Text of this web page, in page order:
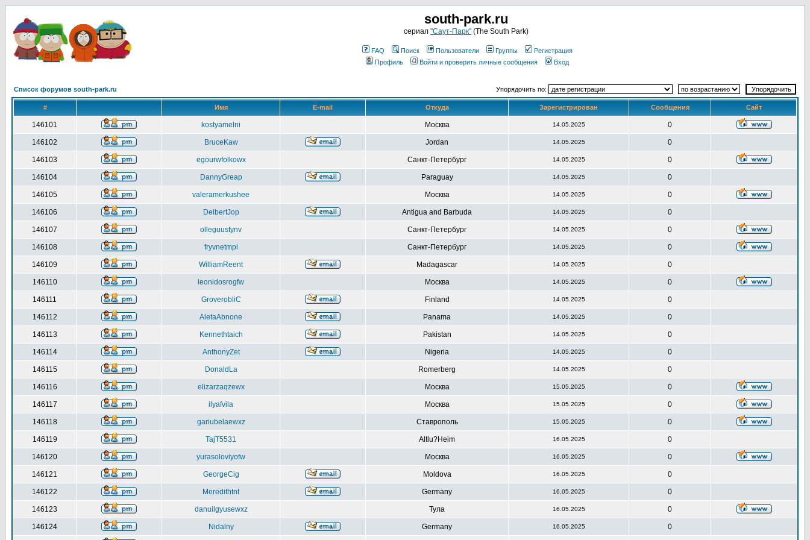
south-park.ru
сериал "Саут-Парк" (The South Park)
FAQ Поиск Пользователи Группы
Регистрация
Профиль
Войти и проверить личные сообщения Вход
Список форумов south-park.ru Упорядочить по:
# Имя E-mail Откуда Зарегистрирован Сообщения Сайт
146101 kostyamelni Москва 14.05.2025 0
146102 BruceKaw Jordan 14.05.2025 0
146103 egourwfolkowx Санкт-Петербург 14.05.2025 0
146104 DannyGreap Paraguay 14.05.2025 0
146105 valeramerkushee Москва 14.05.2025 0
146106 DelbertJop Antigua and Barbuda 14.05.2025 0
146107 olleguustynv Санкт-Петербург 14.05.2025 0
146108 fryvnetmpl Санкт-Петербург 14.05.2025 0
146109 WilliamReent Madagascar 14.05.2025 0
146110 leonidosrogfw Москва 14.05.2025 0
146111 GroverobliC Finland 14.05.2025 0
146112 AletaAbnone Panama 14.05.2025 0
146113 Kennethtaich Pakistan 14.05.2025 0
146114 AnthonyZet Nigeria 14.05.2025 0
146115 DonaldLa Romerberg 14.05.2025 0
146116 elizarzaqzewx Москва 15.05.2025 0
146117 ilyafvila Москва 15.05.2025 0
146118 gariubelaewxz Ставрополь 15.05.2025 0
146119 TajT5531 Altlu?Heim 16.05.2025 0
146120 yurasoloviyofw Москва 16.05.2025 0
146121 GeorgeCig Moldova 16.05.2025 0
146122 Meredithtnt Germany 16.05.2025 0
146123 danuilgyusewxz Тула 16.05.2025 0
146124 Nidalny Germany 16.05.2025 0